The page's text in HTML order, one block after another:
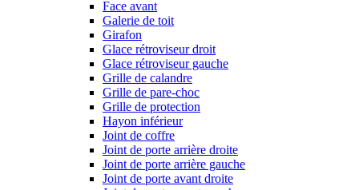
Face avant
Galerie de toit
Girafon
Glace rétroviseur droit
Glace rétroviseur gauche
Grille de calandre
Grille de pare-choc
Grille de protection
Hayon inférieur
Joint de coffre
Joint de porte arrière droite
Joint de porte arrière gauche
Joint de porte avant droite